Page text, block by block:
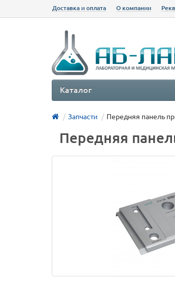
Доставка и оплата О компании
Каталог
Запчасти Передняя панель
Передняя